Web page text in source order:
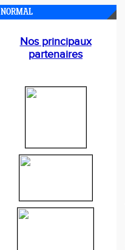
NORMAL
Nos principaux
partenaires